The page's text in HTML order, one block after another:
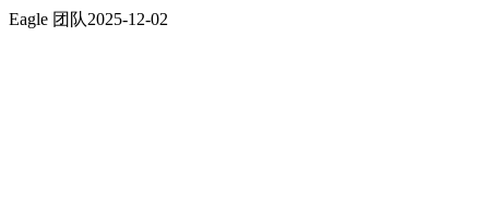
Eagle 团队2025-12-02